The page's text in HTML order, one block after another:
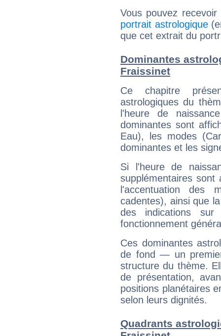
Vous pouvez
portrait astrologique
que cet extrait du
Dominantes
Fraissinet
Ce chapitre
astrologiques du
l'heure de
dominantes sont
Eau), les modes
dominantes et les
Si l'heure de
supplémentaires sont
l'accentuation des
cadentes), ainsi que
des indications sur
fonctionnement
Ces dominantes
de fond — un
structure du thème.
de présentation,
positions planétaires
selon leurs dignités.
Quadrants